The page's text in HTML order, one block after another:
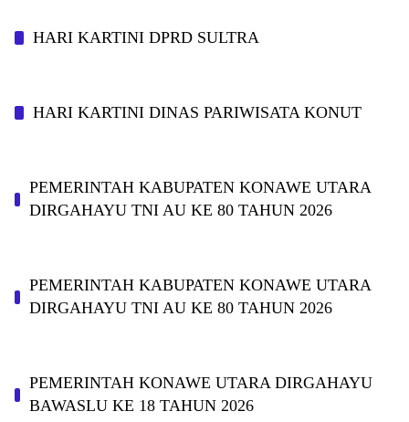
HARI KARTINI DPRD SULTRA
HARI KARTINI DINAS PARIWISATA KONUT
PEMERINTAH KABUPATEN KONAWE UTARA
DIRGAHAYU TNI AU KE 80 TAHUN 2026
PEMERINTAH KABUPATEN KONAWE UTARA
DIRGAHAYU TNI AU KE 80 TAHUN 2026
PEMERINTAH KONAWE UTARA DIRGAHAYU
BAWASLU KE 18 TAHUN 2026